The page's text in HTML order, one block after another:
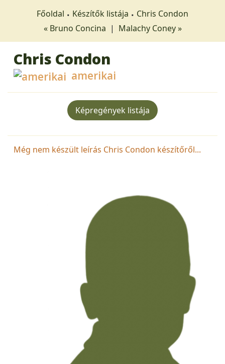
Főoldal Készítők listája
Chris Condon
« Bruno Concina | Malachy Coney »
Chris Condon
amerikai
Képregények listája
Még nem készült leírás Chris Condon készítőről...